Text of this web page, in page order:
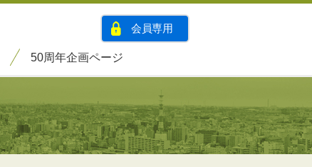
50周年企画ページ
会員専用